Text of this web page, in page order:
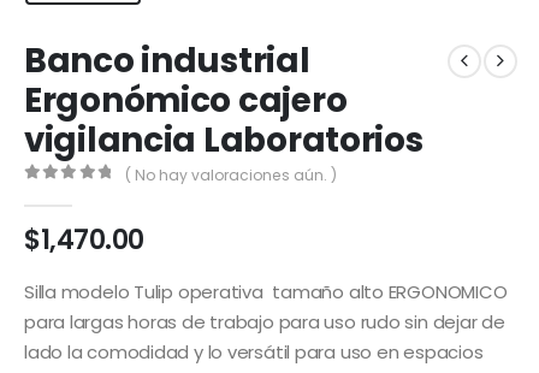
Banco industrial
Ergonómico cajero
vigilancia Laboratorios
( No hay valoraciones aún. )
$1,470.00
Silla modelo Tulip operativa tamaño alto ERGONOMICO
para largas horas de trabajo para uso rudo sin dejar de
lado la comodidad y lo versátil para uso en espacios